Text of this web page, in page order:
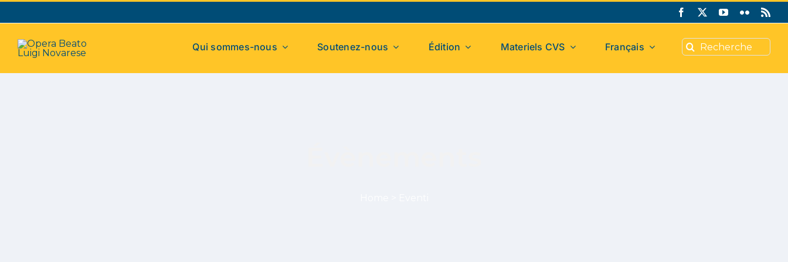
to
content
Qui sommes-nous Soutenez-nous Édition Materiels CVS Français
Search